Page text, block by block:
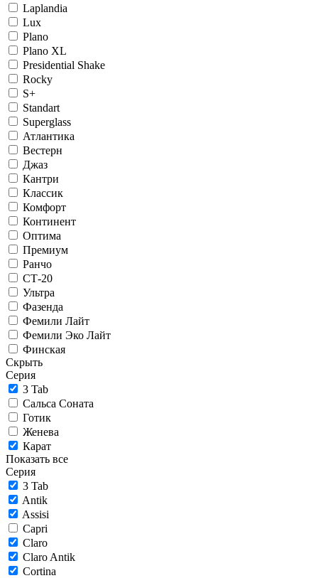
Laplandia
Lux
Plano
Plano XL
Presidential Shake
Rocky
S+
Standart
Superglass
Атлантика
Вестерн
Джаз
Кантри
Классик
Комфорт
Континент
Оптима
Премиум
Ранчо
СТ-20
Ультра
Фазенда
Фемили Лайт
Фемили Эко Лайт
Финская
Скрыть
Серия
3 Tab
Сальса Соната
Готик
Женева
Карат
Показать все
Серия
3 Tab
Antik
Assisi
Capri
Claro
Claro Antik
Cortina